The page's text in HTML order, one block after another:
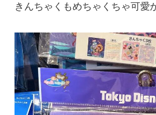
きんちゃくもめちゃくちゃ可愛